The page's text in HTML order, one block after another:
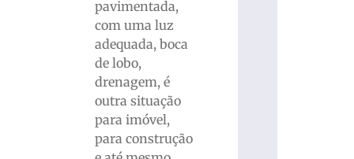
pavimentada,
com uma luz
adequada, boca
de lobo,
drenagem, é
outra situação
para imóvel,
para construção